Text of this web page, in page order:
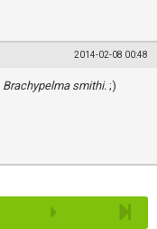
2014-02-08 00:48
Brachypelma smithi. ;)